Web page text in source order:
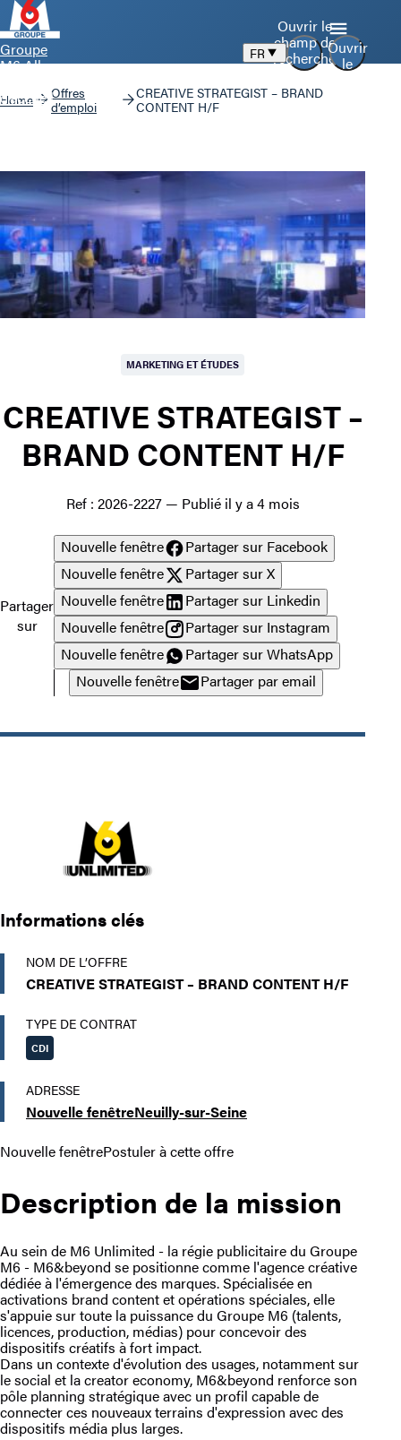
Groupe
M6 Aller
d’accueil
Ouvrir
le
FR
Ouvrir le
champ de
recherche
Home
Offres
d’emploi
CREATIVE STRATEGIST – BRAND
CONTENT H/F
MARKETING ET ÉTUDES
CREATIVE STRATEGIST –
BRAND CONTENT H/F
Ref : 2026-2227— Publié il y a 4 mois
Partager
sur
Nouvelle fenêtre
Partager sur Facebook
Nouvelle fenêtre
Partager sur X
Nouvelle fenêtre
Partager sur Linkedin
Nouvelle fenêtre
Partager sur Instagram
Nouvelle fenêtre
Partager sur WhatsApp
Nouvelle fenêtre
Partager par email
Informations clés
NOM DE L’OFFRE
CREATIVE STRATEGIST – BRAND CONTENT H/F
TYPE DE CONTRAT
CDI
ADRESSE
Nouvelle fenêtreNeuilly-sur-Seine
Nouvelle fenêtrePostuler à cette offre
Description de la mission
Au sein de M6 Unlimited - la régie publicitaire du Groupe
M6 - M6&beyond se positionne comme l'agence créative
dédiée à l'émergence des marques. Spécialisée en
activations brand content et opérations spéciales, elle
s'appuie sur toute la puissance du Groupe M6 (talents,
licences, production, médias) pour concevoir des
dispositifs créatifs à fort impact.
Dans un contexte d'évolution des usages, notamment sur
le social et la creator economy, M6&beyond renforce son
pôle planning stratégique avec un profil capable de
connecter ces nouveaux terrains d'expression avec des
dispositifs média plus larges.